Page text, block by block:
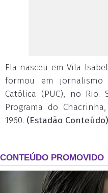
Ela nasceu em Vila
formou em jornalismo
Católica (PUC), no
Programa do
1960. (Estadão Conteúdo)